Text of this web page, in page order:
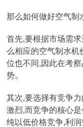
那么如何做好空气制
首先,要根据市场需
么相应的空气制水机
位也不同,因此在考
势。
其次,要选择有竞争
激烈,而竞争的核心
纯以低价格竞争,利